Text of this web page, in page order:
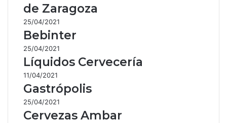
de Zaragoza
25/04/2021
Bebinter
25/04/2021
Líquidos Cervecería
11/04/2021
Gastrópolis
25/04/2021
Cervezas Ambar